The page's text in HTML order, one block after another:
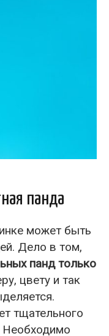
панда
может быть
Дело в том,
панд только
цвету и так
тщательного
Необходимо